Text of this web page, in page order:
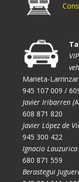
Marieta-
945 107 009 /
Javier Iribarren (
608 871 820
Javier López de
945 300 422
Ignacio Lauzurica
680 871 559
Berastegui